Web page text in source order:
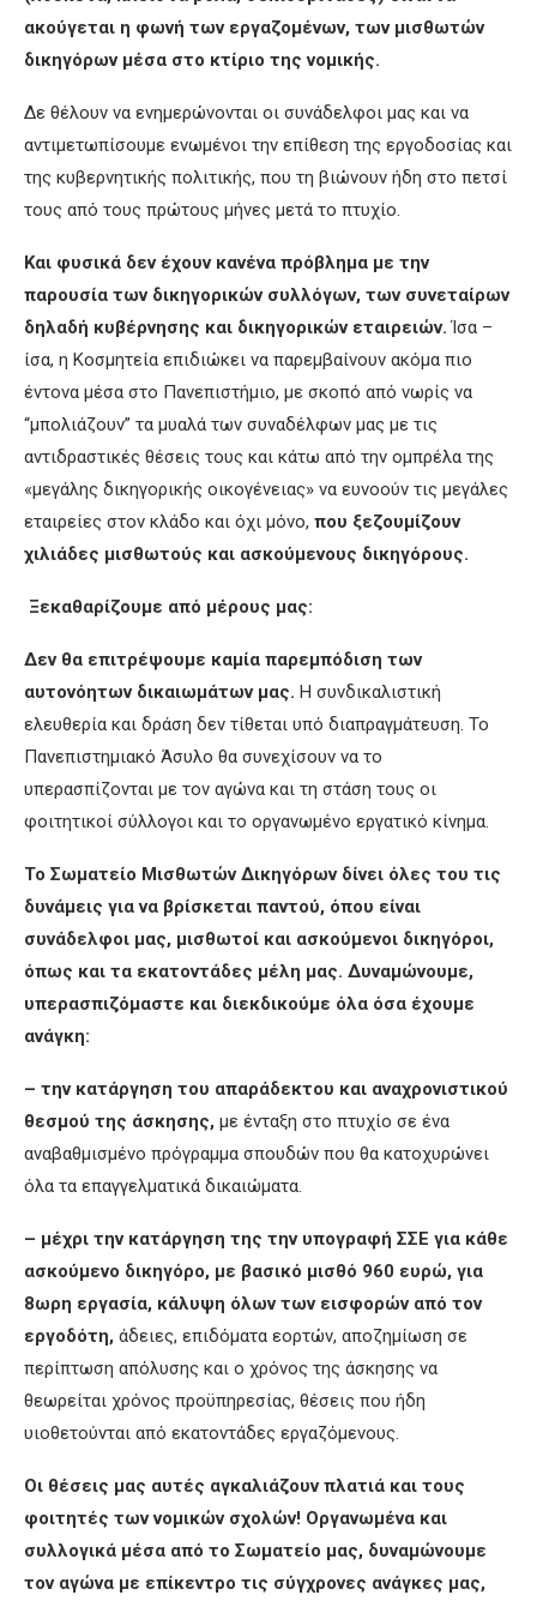
ακούγεται η φωνή των εργαζομένων, των μισθωτών
δικηγόρων μέσα στο κτίριο της νομικής.
Δε θέλουν να ενημερώνονται οι συνάδελφοι μας και να
αντιμετωπίσουμε ενωμένοι την επίθεση της εργοδοσίας και
της κυβερνητικής πολιτικής, που τη βιώνουν ήδη στο πετσί
τους από τους πρώτους μήνες μετά το πτυχίο.
Και φυσικά δεν έχουν κανένα πρόβλημα με την
παρουσία των δικηγορικών συλλόγων, των συνεταίρων
δηλαδή κυβέρνησης και δικηγορικών εταιρειών.Ίσα –
ίσα, η Κοσμητεία επιδιώκει να παρεμβαίνουν ακόμα πιο
έντονα μέσα στο Πανεπιστήμιο, με σκοπό από νωρίς να
“μπολιάζουν” τα μυαλά των συναδέλφων μας με τις
αντιδραστικές θέσεις τους και κάτω από την ομπρέλα της
«μεγάλης δικηγορικής οικογένειας» να ευνοούν τις μεγάλες
εταιρείες στον κλάδο και όχι μόνο, που ξεζουμίζουν
χιλιάδες μισθωτούς και ασκούμενους δικηγόρους.
Ξεκαθαρίζουμε από μέρους μας:
Δεν θα επιτρέψουμε καμία παρεμπόδιση των
αυτονόητων δικαιωμάτων μας. Η συνδικαλιστική
ελευθερία και δράση δεν τίθεται υπό διαπραγμάτευση. Το
Πανεπιστημιακό Άσυλο θα συνεχίσουν να το
υπερασπίζονται με τον αγώνα και τη στάση τους οι
φοιτητικοί σύλλογοι και το οργανωμένο εργατικό κίνημα.
Το Σωματείο Μισθωτών Δικηγόρων δίνει όλες του τις
δυνάμεις για να βρίσκεται παντού, όπου είναι
συνάδελφοι μας, μισθωτοί και ασκούμενοι δικηγόροι,
όπως και τα εκατοντάδες μέλη μας. Δυναμώνουμε,
υπερασπιζόμαστε και διεκδικούμε όλα όσα έχουμε
ανάγκη:
– την κατάργηση του απαράδεκτου και αναχρονιστικού
θεσμού της άσκησης, με ένταξη στο πτυχίο σε ένα
αναβαθμισμένο πρόγραμμα σπουδών που θα κατοχυρώνει
όλα τα επαγγελματικά δικαιώματα.
– μέχρι την κατάργηση της την υπογραφή ΣΣΕ για κάθε
ασκούμενο δικηγόρο, με βασικό μισθό 960 ευρώ, για
8ωρη εργασία, κάλυψη όλων των εισφορών από τον
εργοδότη, άδειες, επιδόματα εορτών, αποζημίωση σε
περίπτωση απόλυσης και ο χρόνος της άσκησης να
θεωρείται χρόνος προϋπηρεσίας, θέσεις που ήδη
υιοθετούνται από εκατοντάδες εργαζόμενους.
Οι θέσεις μας αυτές αγκαλιάζουν πλατιά και τους
φοιτητές των νομικών σχολών! Οργανωμένα και
συλλογικά μέσα από το Σωματείο μας, δυναμώνουμε
τον αγώνα με επίκεντρο τις σύγχρονες ανάγκες μας,